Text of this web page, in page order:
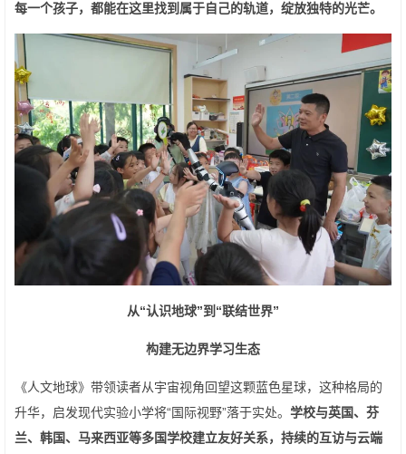
每一个孩子，都能在这里找到属于自己的轨道，绽放独特的光芒。
从“认识地球”到“联结世界”
构建无边界学习生态
《人文地球》带领读者从宇宙视角回望这颗蓝色星球，这种格局的
升华，启发现代实验小学将“国际视野”落于实处。 学校与英国、芬
兰、韩国、马来西亚等多国学校建立友好关系，持续的互访与云端